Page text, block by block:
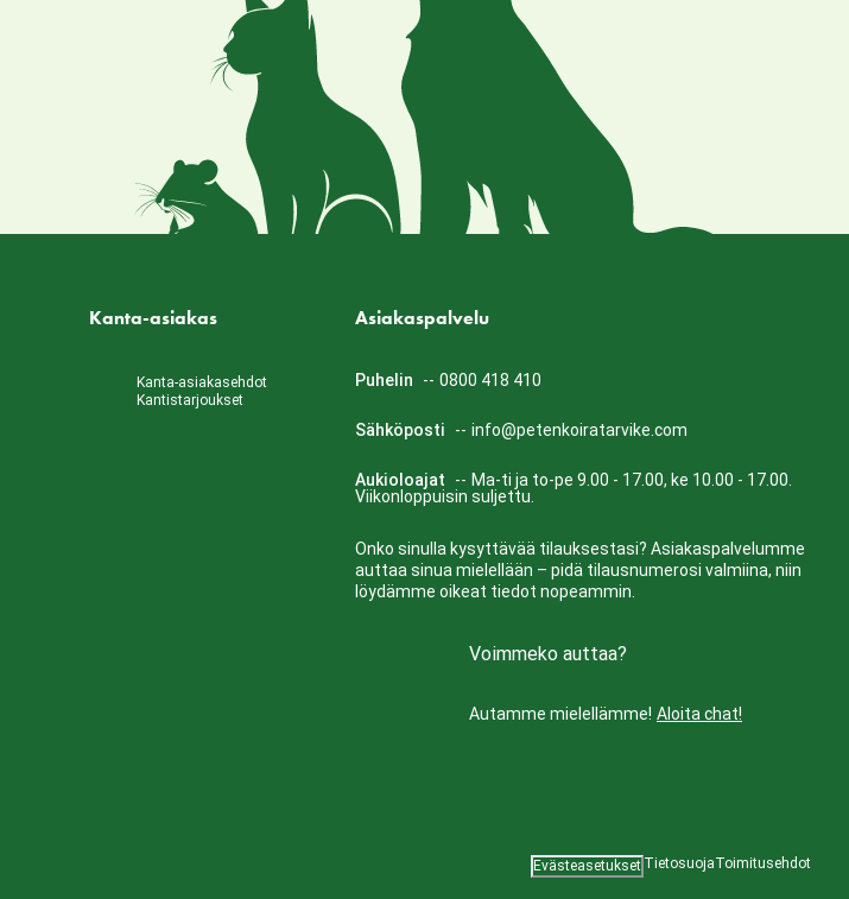
Kanta-asiakas
Kanta-asiakasehdot
Kantistarjoukset
Asiakaspalvelu
Puhelin -- 0800 418 410
Sähköposti -- info@petenkoiratarvike.com
Aukioloajat -- Ma-ti ja to-pe 9.00 - 17.00, ke 10.00 - 17.00.
Viikonloppuisin suljettu.
Onko sinulla kysyttävää tilauksestasi? Asiakaspalvelumme
auttaa sinua mielellään – pidä tilausnumerosi valmiina, niin
löydämme oikeat tiedot nopeammin.
Voimmeko auttaa?
Autamme mielellämme! Aloita chat!
Evästeasetukset TietosuojaToimitusehdot